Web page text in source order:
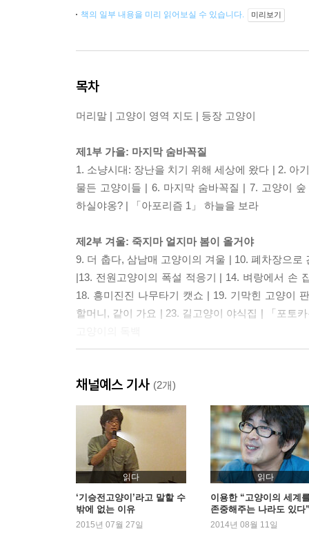
책의 일부 내용을 미리 읽어보실 수 있습니다. 미리보기
목차
머리말 | 고양이 영역 지도 | 등장 고양이
제1부 가을: 마지막 숨바꼭질
1. 소냥시대: 장난을 치기 위해 세상에 왔다 | 2. 아
물든 고양이들 | 6. 마지막 숨바꼭질 | 7. 고양이
하실야옹? | 「아포리즘 1」 하늘을 보라
제2부 겨울: 죽지마 얼지마 봄이 올거야
9. 더 춥다, 삼남매 고양이의 겨울 | 10. 폐차장으
|13. 전원고양이의 폭설 적응기 | 14. 벼랑에서 손
18. 흥미진진 나무타기 캣쇼 | 19. 기막힌 고양이
할머니, 같이 가요 | 23. 길고양이 야식집 | 「포토
24. 봄은 고양이의 계절 | 25. 고양이 삼남매를 찾
| 29. 전원고양이라서 다행이야 | 30. 길고양이 해
이웃 할머니 | 34. 고래고양이 수난의 기록 | 35.
「포토카툰 5」 고양이 황당 몸 개그 | 「포토카
제4부 여름: 고양이가 보내온 SOS
38. 개울을 떠나 가장 위험한 곳으로 39. 고양이가
대란 | 43. 달타냥 닮은 아기 고양이 | 44. 바보
행방불명 고양이, 아기 고양이와 함께 돌아오다 |
채널예스 기사 (2개)
읽다
‘기승전고양이’라고 말할 수
밖에 없는 이유
2015년 07월 27일
읽다
이용한 “고양이의 세계
존중해주는 나라도 있다
2014년 08월 11일